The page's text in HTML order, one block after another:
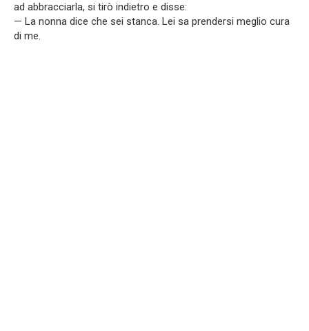
ad abbracciarla, si tirò indietro e disse:
— La nonna dice che sei stanca. Lei sa prendersi meglio cura
di me.